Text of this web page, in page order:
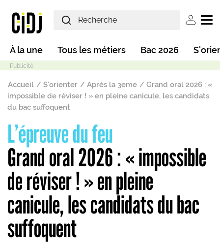
User
Main navigation
À la une Tous les métiers Bac 2026
Mode sombre
Fil d'Ariane
Accueil S'orienter Après la 3eme
Grand oral 2026 : «
impossible de réviser ! » en pleine canicule, les candidats
du bac suffoquent
L’épreuve du feu
Grand oral 2026 : « impossible
de réviser ! » en pleine
canicule, les candidats du bac
suffoquent